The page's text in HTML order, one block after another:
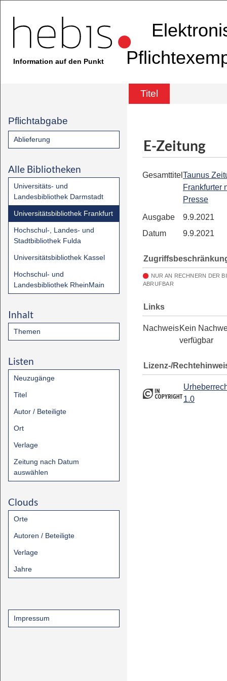
Information auf den Punkt
Titel
Pflichtabgabe
Ablieferung
Alle Bibliotheken
Universitäts- und
Landesbibliothek Darmstadt
Universitätsbibliothek Frankfurt
Hochschul-, Landes- und
Stadtbibliothek Fulda
Universitätsbibliothek Kassel
Hochschul- und
Landesbibliothek RheinMain
Inhalt
Themen
Listen
Neuzugänge
Titel
Autor / Beteiligte
Ort
Verlage
Zeitung nach Datum
auswählen
Clouds
Orte
Autoren / Beteiligte
Verlage
Jahre
Impressum
E-Zeitung
Gesamttitel Taunus
Frankfurter
Presse
Ausgabe
9.9.2021
Datum
9.9.2021
NUR AN RECHNERN DER
ABRUFBAR
Links
NachweisKein
verfügbar
Lizenz-/
1.0